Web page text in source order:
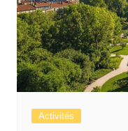
Activités